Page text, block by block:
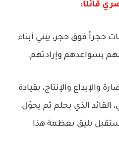
قائلًا:
حجراً فوق حجر، يبني أبناء
بسواعدهم وإرادتهم.
والإبداع والإنتاج، بقيادة
القائد الذي يحلم ثم يحوّل
يليق بعظمة هذا